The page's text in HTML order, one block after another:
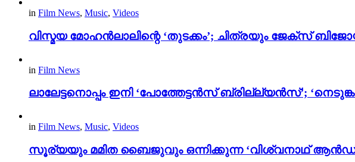
in Film News, Music, Videos
വിസ്മയ മോഹൻലാലിന്റെ ‘തുടക്കം’; ചിത്രയും ജേക്സ്
in Film News
ലാലേട്ടനൊപ്പം ഇനി ‘പോത്തേട്ടൻസ് ബ്രില്ല്യൻസ്’;
in Film News, Music, Videos
സൂര്യയും മമിത ബൈജുവും ഒന്നിക്കുന്ന ‘വിശ്വനാഥ് ആൻഡ്